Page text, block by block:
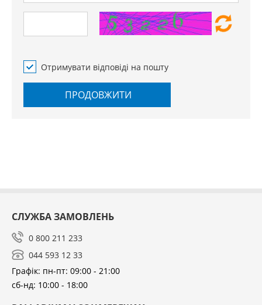
Отримувати відповіді на пошту
ПРОДОВЖИТИ
СЛУЖБА ЗАМОВЛЕНЬ
0 800 211 233
044 593 12 33
Графік: пн-пт: 09:00 - 21:00
сб-нд: 10:00 - 18:00